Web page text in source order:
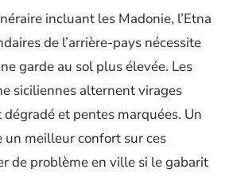
incluant les Madonie, l’Etna
de l’arrière-pays nécessite
garde au sol plus élevée. Les
siciliennes alternent virages
et pentes marquées. Un
un meilleur confort sur ces
de problème en ville si le gabarit